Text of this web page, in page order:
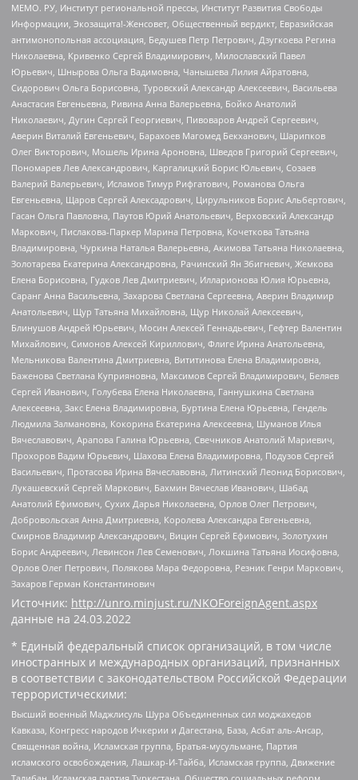
МЕМО. РУ, Институт региональной прессы, Институт Развития Свободы
Информации, Экозащита!-Женсовет, Общественный вердикт, Евразийская
антимонопольная ассоциация, Бедушев Петр Петрович, Дзугкоева Регина
Николаевна, Кривенко Сергей Владимирович, Милославский Павел
Юрьевич, Шнырова Ольга Вадимовна, Чанышева Лилия Айратовна,
Сидорович Ольга Борисовна, Туровский Александр Алексеевич, Васильева
Анастасия Евгеньевна, Ривина Анна Валерьевна, Бойко Анатолий
Николаевич, Дугин Сергей Георгиевич, Пивоваров Андрей Сергеевич,
Аверин Виталий Евгеньевич, Барахоев Магомед Бекханович, Шарипков
Олег Викторович, Мошель Ирина Ароновна, Шведов Григорий Сергеевич,
Пономарев Лев Александрович, Каргалицкий Борис Юльевич, Созаев
Валерий Валерьевич, Исламов Тимур Рифгатович, Романова Ольга
Евгеньевна, Щаров Сергей Алексадрович, Цирульников Борис Альбертович,
Гасан Ольга Павловна, Паутов Юрий Анатольевич, Верховский Александр
Маркович, Пислакова-Паркер Марина Петровна, Кочеткова Татьяна
Владимировна, Чуркина Наталья Валерьевна, Акимова Татьяна Николаевна,
Золотарева Екатерина Александровна, Рачинский Ян Збигневич, Жемкова
Елена Борисовна, Гудков Лев Дмитриевич, Илларионова Юлия Юрьевна,
Саранг Анна Васильевна, Захарова Светлана Сергеевна, Аверин Владимир
Анатольевич, Щур Татьяна Михайловна, Щур Николай Алексеевич,
Блинушов Андрей Юрьевич, Мосин Алексей Геннадьевич, Гефтер Валентин
Михайлович, Симонов Алексей Кириллович, Флиге Ирина Анатольевна,
Мельникова Валентина Дмитриевна, Вититинова Елена Владимировна,
Баженова Светлана Куприяновна, Максимов Сергей Владимирович, Беляев
Сергей Иванович, Голубева Елена Николаевна, Ганнушкина Светлана
Алексеевна, Закс Елена Владимировна, Буртина Елена Юрьевна, Гендель
Людмила Залмановна, Кокорина Екатерина Алексеевна, Шуманов Илья
Вячеславович, Арапова Галина Юрьевна, Свечников Анатолий Мариевич,
Прохоров Вадим Юрьевич, Шахова Елена Владимировна, Подузов Сергей
Васильевич, Протасова Ирина Вячеславовна, Литинский Леонид Борисович,
Лукашевский Сергей Маркович, Бахмин Вячеслав Иванович, Шабад
Анатолий Ефимович, Сухих Дарья Николаевна, Орлов Олег Петрович,
Добровольская Анна Дмитриевна, Королева Александра Евгеньевна,
Смирнов Владимир Александрович, Вицин Сергей Ефимович, Золотухин
Борис Андреевич, Левинсон Лев Семенович, Локшина Татьяна Иосифовна,
Орлов Олег Петрович, Полякова Мара Федоровна, Резник Генри Маркович,
Захаров Герман Константинович
Источник: http://unro.minjust.ru/NKOForeignAgent.aspx
данные на 24.03.2022
* Единый федеральный список организаций, в том числе
иностранных и международных организаций, признанных
в соответствии с законодательством Российской Федерации
террористическими:
Высший военный Маджлисуль Шура Объединенных сил моджахедов
Кавказа, Конгресс народов Ичкерии и Дагестана, База, Асбат аль-Ансар,
Священная война, Исламская группа, Братья-мусульмане, Партия
исламского освобождения, Лашкар-И-Тайба, Исламская группа, Движение